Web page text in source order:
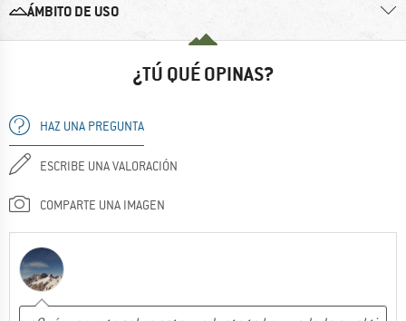
ÁMBITO DE USO
¿TÚ QUÉ OPINAS?
HAZ UNA PREGUNTA
ESCRIBE UNA VALORACIÓN
COMPARTE UNA IMAGEN